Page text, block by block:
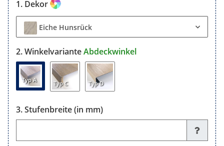
Dekor
Eiche Hunsrück
WinkelvarianteAbdeckwinkel
Typ A Typ C Typ D
Stufenbreite (in mm)